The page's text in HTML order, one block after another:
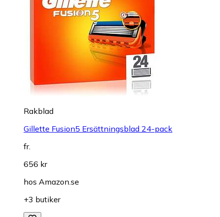
Rakblad
Gillette Fusion5 Ersättningsblad 24-pack
fr.
656 kr
hos Amazon.se
+3 butiker